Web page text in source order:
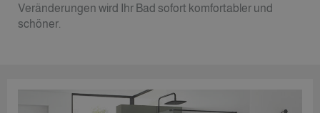
Veränderungen wird Ihr Bad sofort komfortabler und
schöner.